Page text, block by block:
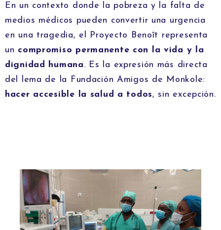
En un contexto donde la pobreza y la falta de
medios médicos pueden convertir una urgencia
en una tragedia, el Proyecto Benoît representa
un compromiso permanente con la vida y la
dignidad humana. Es la expresión más directa
del lema de la Fundación Amigos de Monkole:
hacer accesible la salud a todos, sin excepción.